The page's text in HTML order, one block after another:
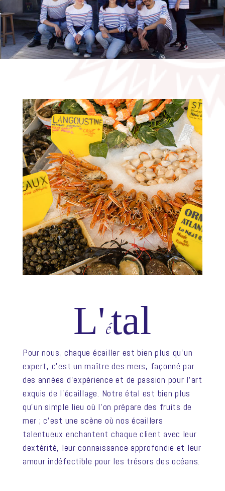
L'étal
Pour nous, chaque écailler est bien plus qu’un
expert, c’est un maître des mers, façonné par
des années d’expérience et de passion pour l’art
exquis de l’écaillage. Notre étal est bien plus
qu’un simple lieu où l’on prépare des fruits de
mer ; c’est une scène où nos écaillers
talentueux enchantent chaque client avec leur
dextérité, leur connaissance approfondie et leur
amour indéfectible pour les trésors des océans.